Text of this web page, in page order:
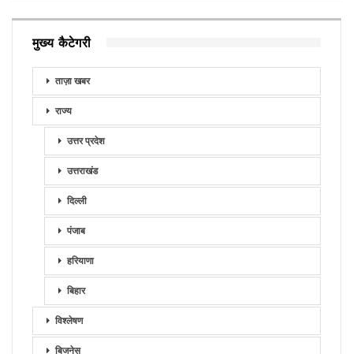
मुख्य कैटेगरी
ताज़ा खबर
राज्य
उत्तर प्रदेश
उत्तराखंड
दिल्ली
पंजाब
हरियाणा
बिहार
विश्लेषण
बिजनेस